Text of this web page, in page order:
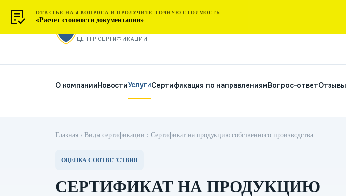
МОСТЕСТ
ЦЕНТР СЕРТИФИКАЦИИ
О компанииНовостиУслугиСертификация по направлениямВопрос-ответОтзывы
Главная › Виды сертификации › Сертификат на продукцию собственного производства
ОЦЕНКА СООТВЕТСТВИЯ
СЕРТИФИКАТ НА ПРОДУКЦИЮ
ОТВЕТЬЕ НА 4 ВОПРОСА И ПРОЛУЧИТЕ ТОЧНУЮ СТОИМОСТЬ
«Расчет стоимости документации»